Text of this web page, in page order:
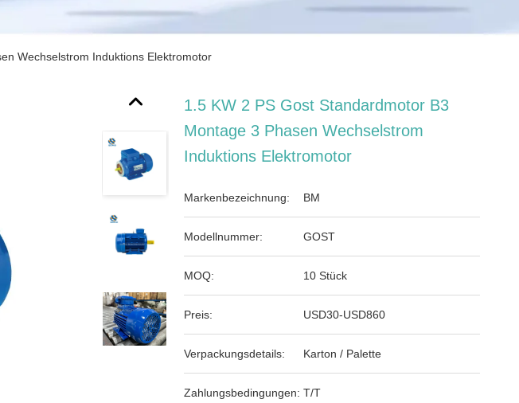
Wechselstrom Induktions Elektromotor
1.5 KW 2 PS Gost Standardmotor B3
Montage 3 Phasen Wechselstrom
Induktions Elektromotor
Markenbezeichnung: BM
Modellnummer: GOST
MOQ: 10 Stück
Preis: USD30-USD860
Verpackungsdetails: Karton / Palette
Zahlungsbedingungen: T/T